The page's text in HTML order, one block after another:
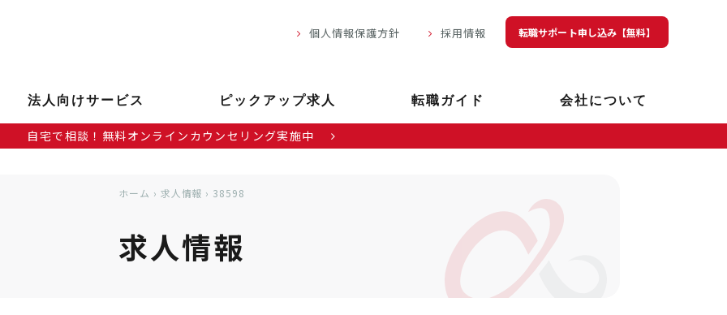
個人情報保護方針 採用情報 転職サポート申し込み【無料】
法人向けサービス ピックアップ求人 転職ガイド 会社について
自宅で相談！無料オンラインカウンセリング実施中
ホーム › 求人情報 › 38598
求人情報